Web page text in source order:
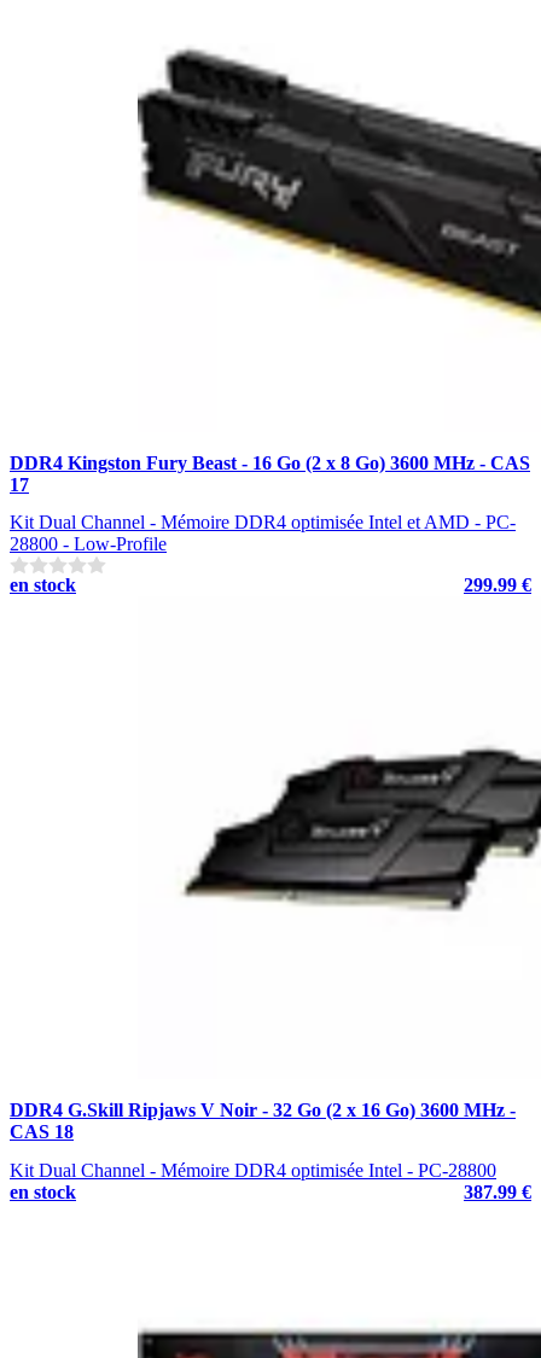
DDR4 Kingston Fury Beast - 16 Go (2 x 8 Go) 3600 MHz - CAS
17
Kit Dual Channel - Mémoire DDR4 optimisée Intel et AMD - PC-
28800 - Low-Profile
en stock
299.99 €
DDR4 G.Skill Ripjaws V Noir - 32 Go (2 x 16 Go) 3600 MHz -
CAS 18
Kit Dual Channel - Mémoire DDR4 optimisée Intel - PC-28800
en stock
387.99 €